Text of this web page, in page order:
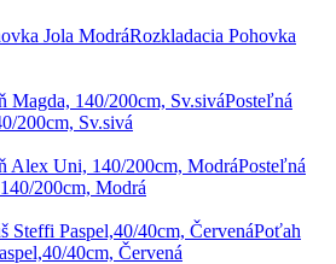
Rozkladacia Pohovka
Posteľná
200cm, Sv.sivá
Posteľná
200cm, Modrá
Poťah
40cm, Červená